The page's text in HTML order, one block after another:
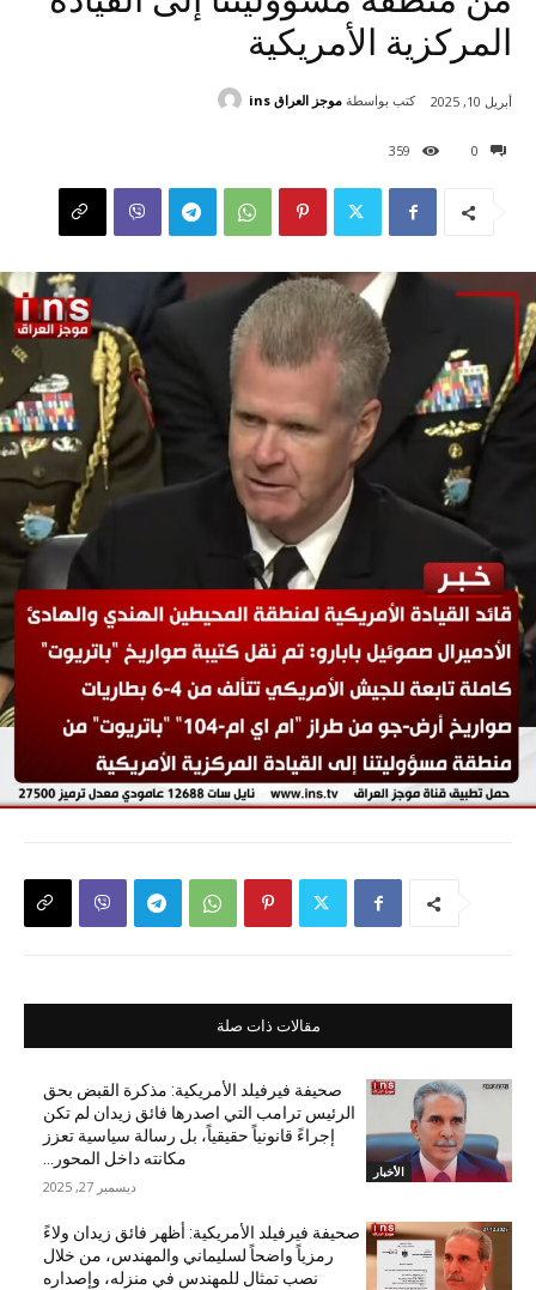
المركزية الأمريكية
0
359
أبريل 10, 2025 كتب بواسطة موجز العراق ins
مقالات ذات صلة
الأخبار
صحيفة فيرفيلد الأمريكية: مذكرة القبض بحق
الرئيس ترامب التي اصدرها فائق زيدان لم تكن
إجراءً قانونياً حقيقياً، بل رسالة سياسية تعزز
مكانته داخل المحور...
ديسمبر 27, 2025
صحيفة فيرفيلد الأمريكية: أظهر فائق زيدان ولاءً
رمزياً واضحاً لسليماني والمهندس، من خلال
نصب تمثال للمهندس في منزله، وإصداره